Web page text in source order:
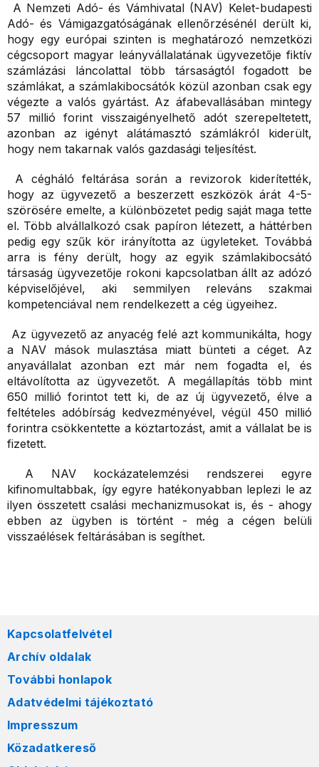
A Nemzeti Adó- és Vámhivatal (NAV) Kelet-budapesti
Adó- és Vámigazgatóságának ellenőrzésénél derült ki,
hogy egy európai szinten is meghatározó nemzetközi
cégcsoport magyar leányvállalatának ügyvezetője fiktív
számlázási láncolattal több társaságtól fogadott be
számlákat, a számlakibocsátók közül azonban csak egy
végezte a valós gyártást. Az áfabevallásában mintegy
57 millió forint visszaigényelhető adót szerepeltetett,
azonban az igényt alátámasztó számlákról kiderült,
hogy nem takarnak valós gazdasági teljesítést.
A cégháló feltárása során a revizorok kiderítették,
hogy az ügyvezető a beszerzett eszközök árát 4-5-
szörösére emelte, a különbözetet pedig saját maga tette
el. Több alvállalkozó csak papíron létezett, a háttérben
pedig egy szűk kör irányította az ügyleteket. Továbbá
arra is fény derült, hogy az egyik számlakibocsátó
társaság ügyvezetője rokoni kapcsolatban állt az adózó
képviselőjével, aki semmilyen releváns szakmai
kompetenciával nem rendelkezett a cég ügyeihez.
Az ügyvezető az anyacég felé azt kommunikálta, hogy
a NAV mások mulasztása miatt bünteti a céget. Az
anyavállalat azonban ezt már nem fogadta el, és
eltávolította az ügyvezetőt. A megállapítás több mint
650 millió forintot tett ki, de az új ügyvezető, élve a
feltételes adóbírság kedvezményével, végül 450 millió
forintra csökkentette a köztartozást, amit a vállalat be is
fizetett.
A NAV kockázatelemzési rendszerei egyre
kifinomultabbak, így egyre hatékonyabban leplezi le az
ilyen összetett csalási mechanizmusokat is, és - ahogy
ebben az ügyben is történt - még a cégen belüli
visszaélések feltárásában is segíthet.
Kapcsolatfelvétel
Archív oldalak
További honlapok
Adatvédelmi tájékoztató
Impresszum
Közadatkereső